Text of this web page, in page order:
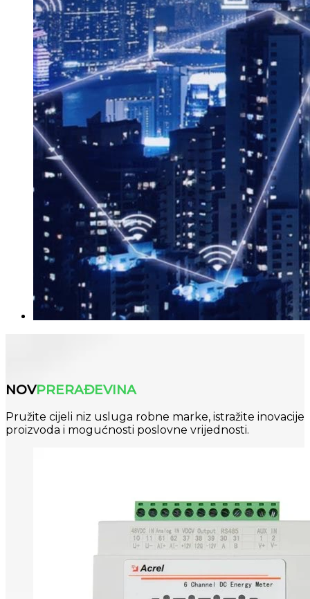
NOVPRERAĐEVINA
Pružite cijeli niz usluga robne marke, istražite inovacije
proizvoda i mogućnosti poslovne vrijednosti.